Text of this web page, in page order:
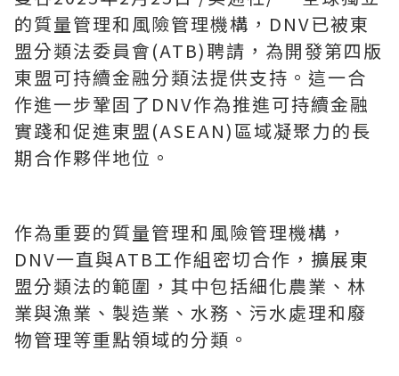
的質量管理和風險管理機構， DNV已被東
盟分類法委員會(ATB)聘請，為開發第四版
東盟可持續金融分類法提供支持。這一合
作進一步鞏固了DNV作為推進可持續金融
實踐和促進東盟(ASEAN)區域凝聚力的長
期合作夥伴地位。
作為重要的質量管理和風險管理機構 ，
DNV一直與ATB工作組密切合作，擴展東
盟分類法的範圍，其中包括細化農業、林
業與漁業、製造業、水務、污水處理和廢
物管理等重點領域的分類。